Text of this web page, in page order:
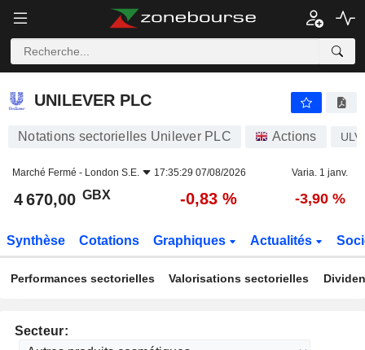
UNILEVER PLC
UNILEVER PLC
Notations sectorielles Unilever PLC Actions
Marché Fermé - London S.E. 17:35:29 07/08/2026 Varia. 1 janv.
4 670,00 GBX -0,83 % -3,90 %
Synthèse Cotations Graphiques Actualités
Performances sectorielles Valorisations sectorielles
Secteur: